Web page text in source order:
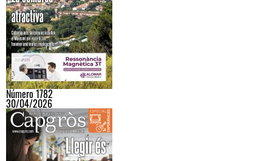
Número 1782
30/04/2026